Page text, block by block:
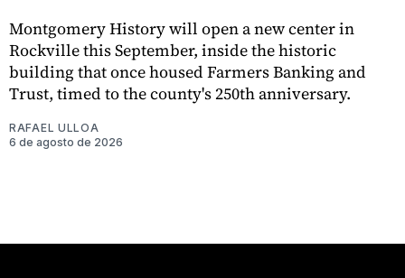
Montgomery History will open a new center in
Rockville this September, inside the historic
building that once housed Farmers Banking and
Trust, timed to the county's 250th anniversary.
RAFAEL ULLOA
6 de agosto de 2026